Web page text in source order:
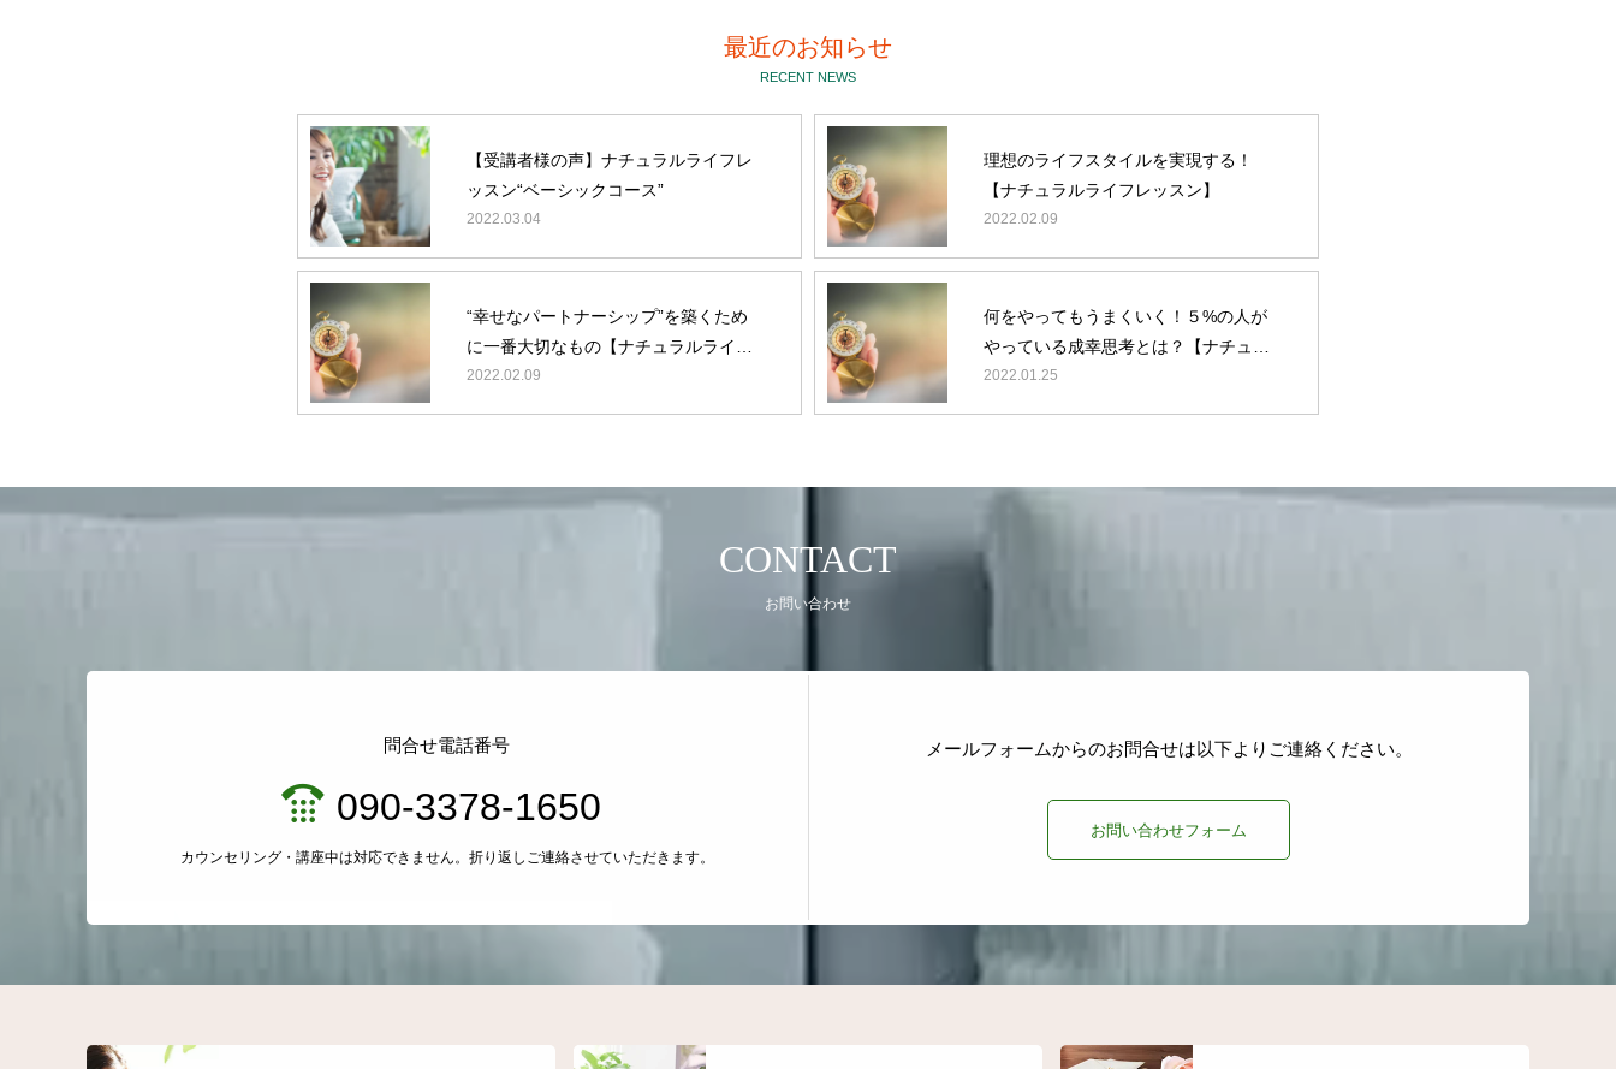
最近のお知らせ
RECENT NEWS
【受講者様の声】ナチュラルライフレ
ッスン“ベーシックコース”
2022.03.04
理想のライフスタイルを実現する！
【ナチュラルライフレッスン】
2022.02.09
“幸せなパートナーシップ”を築くため
に一番大切なもの【ナチュラルライフ
レッスン】
2022.02.09
何をやってもうまくいく！５%の人が
やっている成幸思考とは？【ナチュラ
ルライフレッスン】
2022.01.25
CONTACT
お問い合わせ
問合せ電話番号
090-3378-1650
カウンセリング・講座中は対応できません。折り返しご連絡させていただきます。
メールフォームからのお問合せは以下よりご連絡ください。
お問い合わせフォーム
BLOG